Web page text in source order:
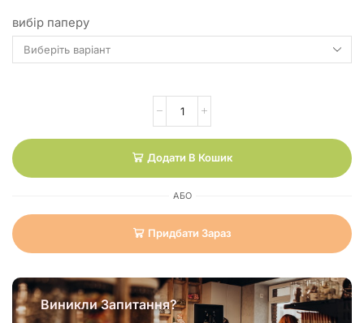
вибір паперу
Додати В Кошик
АБО
Придбати Зараз
Виникли Запитання?